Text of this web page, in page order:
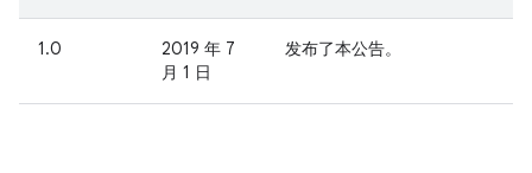
1.0
2019 年 7
月 1 日
发布了本公告。